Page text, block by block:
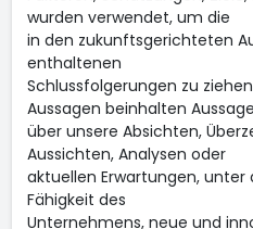
wurden verwendet, um die
in den zukunftsgerichteten
enthaltenen
Schlussfolgerungen zu
Aussagen beinhalten
über unsere Absichten,
Aussichten, Analysen oder
aktuellen Erwartungen,
Fähigkeit des
Unternehmens, neue und